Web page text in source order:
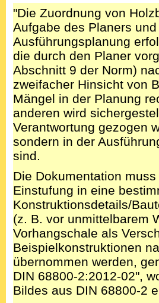
"Die Zuordnung von
Aufgabe des Planers
Ausführungsplanung
die durch den Planer
Abschnitt 9 der Norm)
zweifacher Hinsicht von
Mängel in der Planung
anderen wird
Verantwortung gezogen
sondern in der
sind.
Die Dokumentation
Einstufung in eine
Konstruktionsdetails/
(z. B. vor unmittelbarem
Vorhangschale als
Beispielkonstruktionen
übernommen werden,
DIN 68800-2:2012-02",
Bildes aus DIN 68800-2